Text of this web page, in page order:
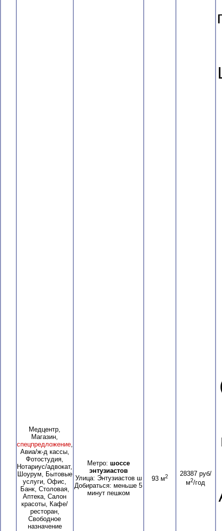
Медцентр,
Магазин,
спецпредложение,
Авиа/ж-д кассы,
Фотостудия,
Нотариус/адвокат,
Шоурум, Бытовые
услуги, Офис,
Банк, Столовая,
Аптека, Салон
красоты, Кафе/
ресторан,
Свободное
назначение
Метро: шоссе
энтузиастов
Улица: Энтузиастов ш
Добираться: меньше 5
минут пешком
93 м2
28387 руб/
м2/год